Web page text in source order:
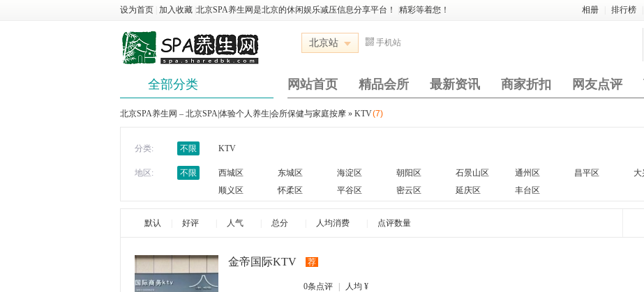
设为首页 加入收藏 北京SPA养生网是北京的休闲娱乐减压信息分享平台！ 精彩等着您！ 相册 排行榜
北京站 手机站
全部分类 网站首页 精品会所 最新资讯 商家折扣 网友点评
北京SPA养生网 – 北京SPA|体验个人养生|会所保健与家庭按摩 » KTV(7)
分类: 不限 KTV
地区: 不限 西城区 东城区 海淀区 朝阳区 石景山区 通州区 昌平区 大
顺义区
怀柔区 平谷区 密云区 延庆区 丰台区
默认 好评 人气 总分 人均消费 点评数量
金帝国际KTV 荐
0条点评 人均 ¥